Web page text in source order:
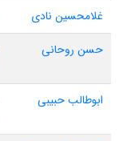
غلامحسین نادی
حسن روحانی
ابوطالب حبیبی